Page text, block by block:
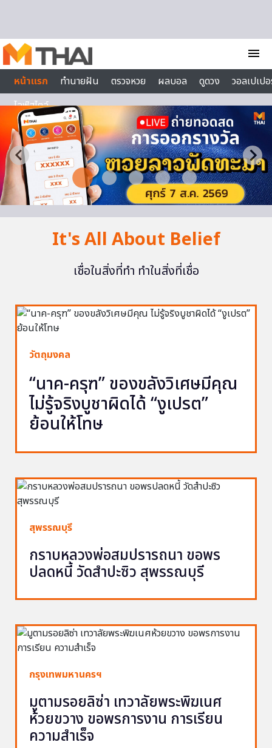
menu
หน้าแรก
ทำนายฝัน ตรวจหวย ผลบอล ดูดวง
วอลเปเป
ไลฟ์สไตล์
It's All About Belief
เชื่อในสิ่งที่ทำ ทำในสิ่งที่เชื่อ
วัตถุมงคล
“นาค-ครุฑ” ของขลังวิเศษมีคุณ
ไม่รู้จริงบูชาผิดได้ “งูเปรต”
ย้อนให้โทษ
สุพรรณบุรี
กราบหลวงพ่อสมปรารถนา ขอพร
ปลดหนี้ วัดสำปะซิว สุพรรณบุรี
กรุงเทพมหานครฯ
มูตามรอยลิซ่า เทวาลัยพระพิฆเนศ
ห้วยขวาง ขอพรการงาน การเรียน
ความสำเร็จ